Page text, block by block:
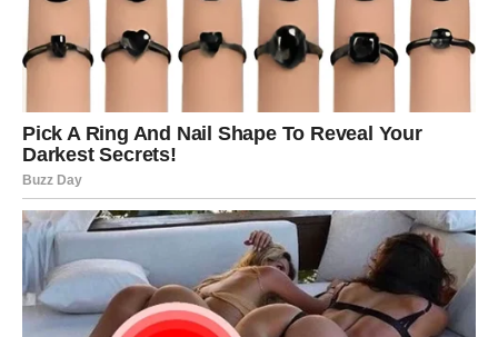
Za zauzete
Partner vas podsjeća zašto ste se zaljubili.
Sudbina vam šalje ljubavni poklon
Pred vama su trenuci za pamćenje.
ŠKORPIJA
Emocije postaju intenzivnije.